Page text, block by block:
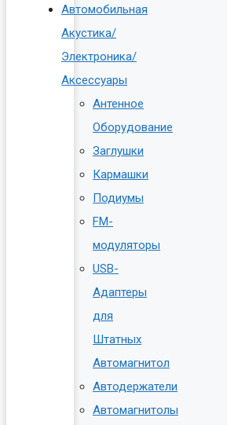
Автомобильная
Акустика/
Электроника/
Аксессуары
Антенное
Оборудование
Заглушки
Кармашки
Подиумы
FM-
модуляторы
USB-
Адаптеры
для
Штатных
Автомагнитол
Автодержатели
Автомагнитолы